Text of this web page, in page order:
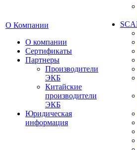
О Компании
О компании
Сертификаты
Партнеры
Производители
ЭКБ
Китайские
производители
ЭКБ
Юридическая
информация